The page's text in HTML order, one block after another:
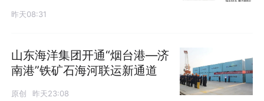
昨天08:31
山东海洋集团开通“烟台港—济
南港”铁矿石海河联运新通道
原创 昨天23:08